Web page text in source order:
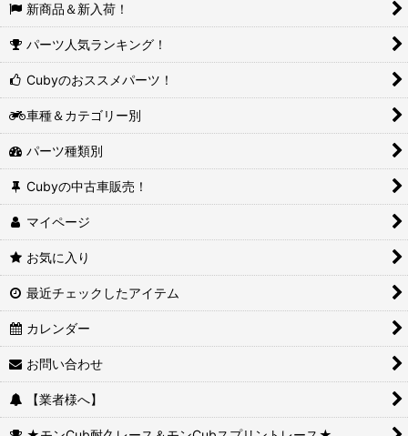
新商品＆新入荷！
パーツ人気ランキング！
Cubyのおススメパーツ！
車種＆カテゴリー別
パーツ種類別
Cubyの中古車販売！
マイページ
お気に入り
最近チェックしたアイテム
カレンダー
お問い合わせ
【業者様へ】